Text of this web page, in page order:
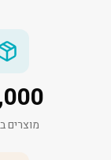
מוצרים